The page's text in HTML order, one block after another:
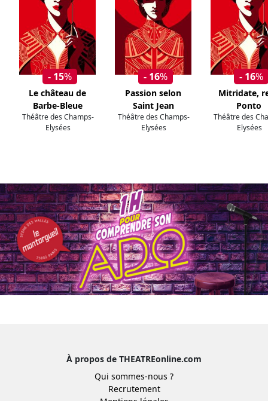
- 15%
Le château de
Barbe-Bleue
Théâtre des Champs-
Elysées
- 16%
Passion selon
Saint Jean
Théâtre des Champs-
Elysées
- 16%
Mitridate,
Ponto
Théâtre des
Elysées
À propos de THEATREonline.com
Qui sommes-nous ?
Recrutement